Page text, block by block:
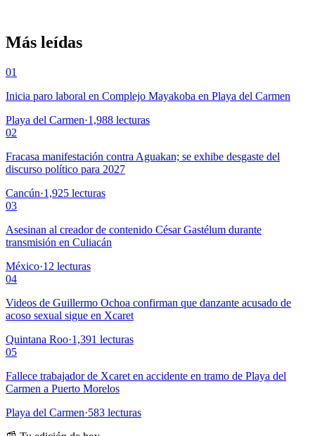
Más leídas
01
Inicia paro laboral en Complejo Mayakoba en Playa del Carmen
Playa del Carmen·1,988 lecturas
02
Fracasa manifestación contra Aguakan; se exhibe desgaste del
discurso político para 2027
Cancún·1,925 lecturas
03
Asesinan al creador de contenido César Gastélum durante
transmisión en Culiacán
México·12 lecturas
04
Videos de Guillermo Ochoa confirman que danzante acusado de
acoso sexual sigue en Xcaret
Quintana Roo·1,391 lecturas
05
Fallece trabajador de Xcaret en accidente en tramo de Playa del
Carmen a Puerto Morelos
Playa del Carmen·583 lecturas